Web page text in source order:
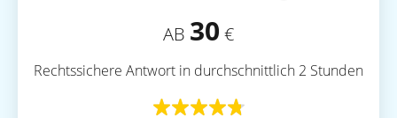
AB 30 €
Rechtssichere Antwort in durchschnittlich 2 Stunden